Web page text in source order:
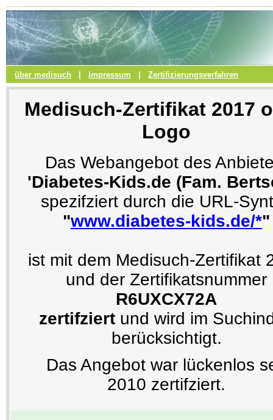
über medisuch Impressum Zertifizierungsverfahren
Medisuch-Zertifikat 2017
Logo
Das Webangebot des
'Diabetes-Kids.de (Fam.
spezifziert durch die URL-
"www.diabetes-kids.de/*"
ist mit dem Medisuch-Zertifikat
und der Zertifikatsnummer
R6UXCX72A
zertifziert und wird im
berücksichtigt.
Das Angebot war lückenlos
2010 zertifziert.